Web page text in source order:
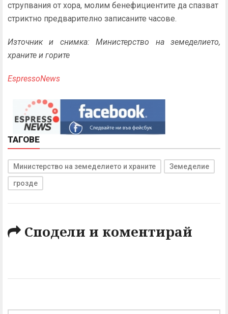
струпвания от хора, молим бенефициентите да спазват
стриктно предварително записаните часове.
Източник и снимка: Министерство на земеделието,
храните и горите
EspressoNews
ТАГОВЕ
Министерство на земеделието и храните Земеделие
грозде
Сподели и коментирай